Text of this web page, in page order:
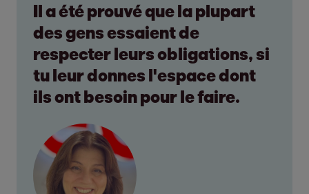
Il a été prouvé que la plupart
des gens essaient de
respecter leurs obligations, si
tu leur donnes l'espace dont
ils ont besoin pour le faire.